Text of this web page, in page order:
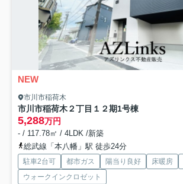
NEW
市川市稲荷木
市川市稲荷木２丁目１２期1号棟
5,288万円
- / 117.78㎡ / 4LDK /新築
総武線「本八幡」駅 徒歩24分
駐車2台可 都市ガス 陽当り良好 床暖房
ウォークインクロゼット